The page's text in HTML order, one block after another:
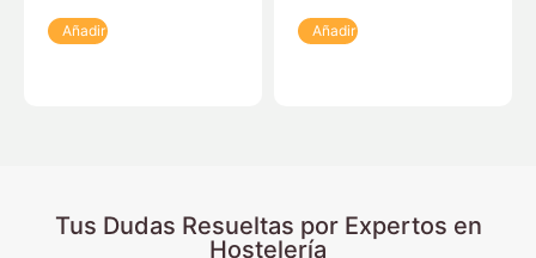
Añadir Añadir
Tus Dudas Resueltas por Expertos en
Hostelería